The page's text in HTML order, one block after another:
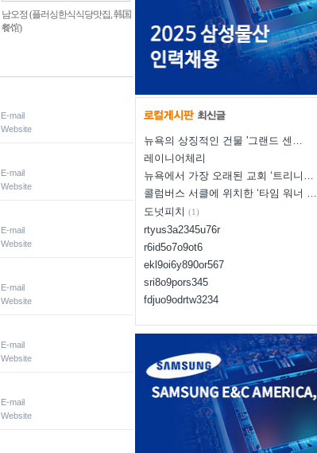
남오정 (플러싱한식식당맛집, 韩国
餐馆)
E-mail
Website
E-mail
Website
E-mail
Website
E-mail
Website
E-mail
Website
E-mail
Website
뉴욕의 상징적인 건물 '그랜드 센…
레이니어체리
뉴욕에서 가장 오래된 교회 ‘트리니…
콜럼버스 서클에 위치한 ‘타임 워너 …
도넛피치 (1)
rtyus3a2345u76r
r6id5o7o9ot6
ekl9oi6y890or567
sri8o9pors345
fdjuo9odrtw3234